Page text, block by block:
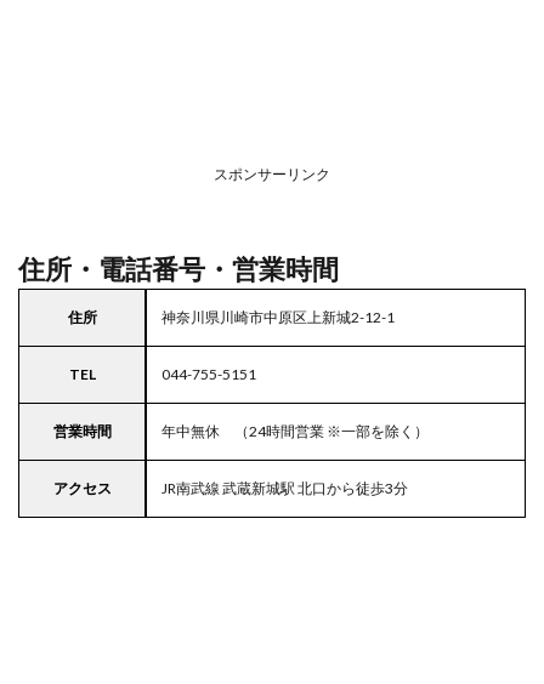
友
5
東京
駐車
場付
スポンサーリンク
住所・電話番号・営業時間
住所 神奈川県川崎市中原区上新城2-12-1
TEL 044-755-5151
営業時間 年中無休 （24時間営業 ※一部を除く）
アクセス JR南武線 武蔵新城駅 北口から徒歩3分